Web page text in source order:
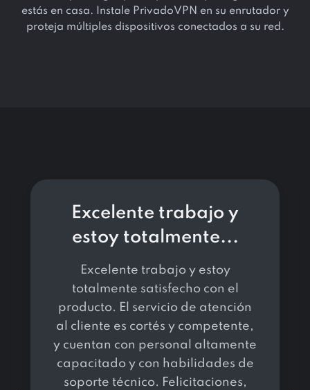
estás en casa. Instale PrivadoVPN en su enrutador y
proteja múltiples dispositivos conectados a su red.
Excelente trabajo y
estoy totalmente...
Excelente trabajo y estoy
totalmente satisfecho con el
producto. El servicio de atención
al cliente es cortés y competente,
y cuentan con personal altamente
capacitado y con habilidades de
soporte técnico. Felicitaciones,